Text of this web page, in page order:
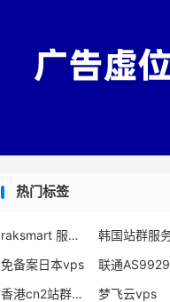
热门标签
raksmart 服务器
免备案日本vps
香港cn2站群服务器租用
梦飞云vps